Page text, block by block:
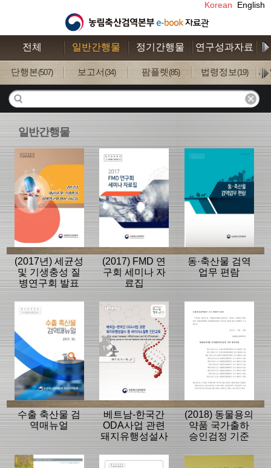
Korean English
전체 일반간행물 정기간행물 연구성과자료
단행본(507) 보고서 (34) 팜플렛 (85) 법령정보(19) 사
일반간행물
(2017년) 세균성
및 기생충성 질
병연구회 발표
(2017) FMD 연
구회 세미나 자
료집
동·축산물 검역
업무 편람
수출 축산물 검
역매뉴얼
베트남-한국간
ODA사업 관련
돼지유행성설사
병 진단교육
(2018) 동물용의
약품 국가출하
승인검정 기준
부개정)